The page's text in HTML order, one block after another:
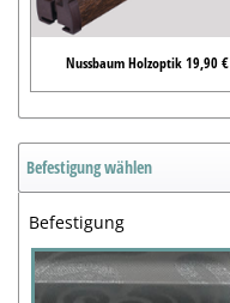
Nussbaum Holzoptik 19,90 €
Befestigung wählen
Befestigung